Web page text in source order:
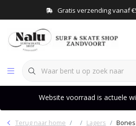
Gratis verzending vanaf
Website voorraad is actuele
Terug naar home Lagers